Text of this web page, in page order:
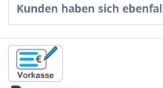
Kunden haben sich